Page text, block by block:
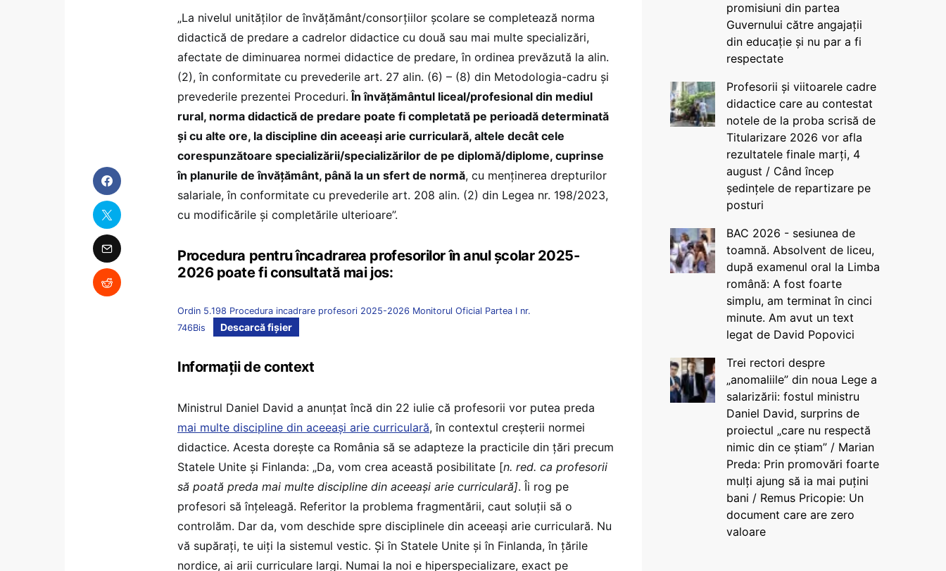
„La nivelul unităților de învățământ/consorțiilor școlare se completează norma
didactică de predare a cadrelor didactice cu două sau mai multe specializări,
afectate de diminuarea normei didactice de predare, în ordinea prevăzută la alin.
(2), în conformitate cu prevederile art. 27 alin. (6) – (8) din Metodologia-cadru și
prevederile prezentei Proceduri. În învățământul liceal/profesional din mediul
rural, norma didactică de predare poate fi completată pe perioadă determinată
și cu alte ore, la discipline din aceeași arie curriculară, altele decât cele
corespunzătoare specializării/specializărilor de pe diplomă/diplome, cuprinse
în planurile de învățământ, până la un sfert de normă, cu menținerea drepturilor
salariale, în conformitate cu prevederile art. 208 alin. (2) din Legea nr. 198/2023,
cu modificările și completările ulterioare”.
Procedura pentru încadrarea profesorilor în anul școlar 2025-
2026 poate fi consultată mai jos:
Ordin 5.198 Procedura incadrare profesori 2025-2026 Monitorul Oficial Partea I nr.
746Bis
Descarcă fișier
Informații de context
Ministrul Daniel David a anunțat încă din 22 iulie că profesorii vor putea preda
mai multe discipline din aceeași arie curriculară, în contextul creșterii normei
didactice. Acesta dorește ca România să se adapteze la practicile din țări precum
Statele Unite și Finlanda: „Da, vom crea această posibilitate [n. red. ca profesorii
să poată preda mai multe discipline din aceeași arie curriculară]. Îi rog pe
profesori să înțeleagă. Referitor la problema fragmentării, caut soluții să o
controlăm. Dar da, vom deschide spre disciplinele din aceeași arie curriculară. Nu
vă supărați, te uiți la sistemul vestic. Și în Statele Unite și în Finlanda, în țările
nordice, ai arii curriculare largi. Numai la noi e hiperspecializare, exact pe
promisiuni din partea
Guvernului către angajații
din educație și nu par a fi
respectate
Profesorii și viitoarele cadre
didactice care au contestat
notele de la proba scrisă de
Titularizare 2026 vor afla
rezultatele finale marți, 4
august / Când încep
ședințele de repartizare pe
posturi
BAC 2026 - sesiunea de
toamnă. Absolvent de liceu,
după examenul oral la Limba
română: A fost foarte
simplu, am terminat în cinci
minute. Am avut un text
legat de David Popovici
Trei rectori despre
„anomaliile” din noua Lege a
salarizării: fostul ministru
Daniel David, surprins de
proiectul „care nu respectă
nimic din ce știam” / Marian
Preda: Prin promovări foarte
mulți ajung să ia mai puțini
bani / Remus Pricopie: Un
document care are zero
valoare